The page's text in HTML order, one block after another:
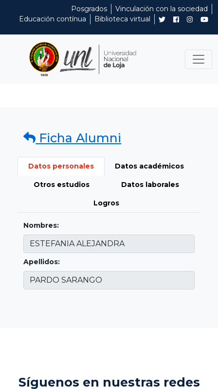
Posgrados
Vinculación con la sociedad
Educación contínua
Biblioteca virtual
Ficha Alumni
Datos personales Datos académicos
Otros estudios Datos laborales
Logros
Nombres:
Apellidos:
Síguenos en nuestras redes